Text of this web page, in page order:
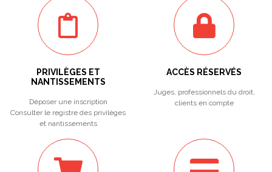
PRIVILÈGES ET
NANTISSEMENTS
Déposer une inscription
Consulter le registre des privilèges
et nantissements
ACCÈS RÉSERVÉS
Juges, professionnels du droit,
clients en compte